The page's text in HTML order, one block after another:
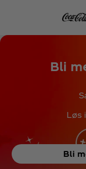
Bli
Løs
Bli